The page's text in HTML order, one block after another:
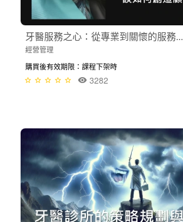
牙醫服務之心：從專業到關懷的服務...
經營管理
購買後有效期限：課程下架時
3282